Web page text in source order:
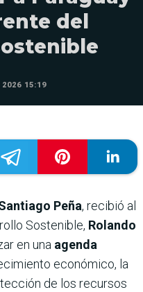
del
2026 15:19
Peña, recibió al
Sostenible, Rolando
en una agenda
económico, la
de los recursos